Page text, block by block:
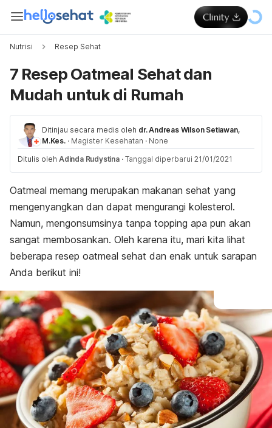
Nutrisi Resep Sehat
7 Resep Oatmeal Sehat dan
Mudah untuk di Rumah
Ditinjau secara medis oleh dr. Andreas Wilson Setiawan,
M.Kes. · Magister Kesehatan · None
Ditulis oleh Adinda Rudystina · Tanggal diperbarui 21/01/2021
Oatmeal memang merupakan makanan sehat yang
mengenyangkan dan dapat mengurangi kolesterol.
Namun, mengonsumsinya tanpa topping apa pun akan
sangat membosankan. Oleh karena itu, mari kita lihat
beberapa resep oatmeal sehat dan enak untuk sarapan
Anda berikut ini!